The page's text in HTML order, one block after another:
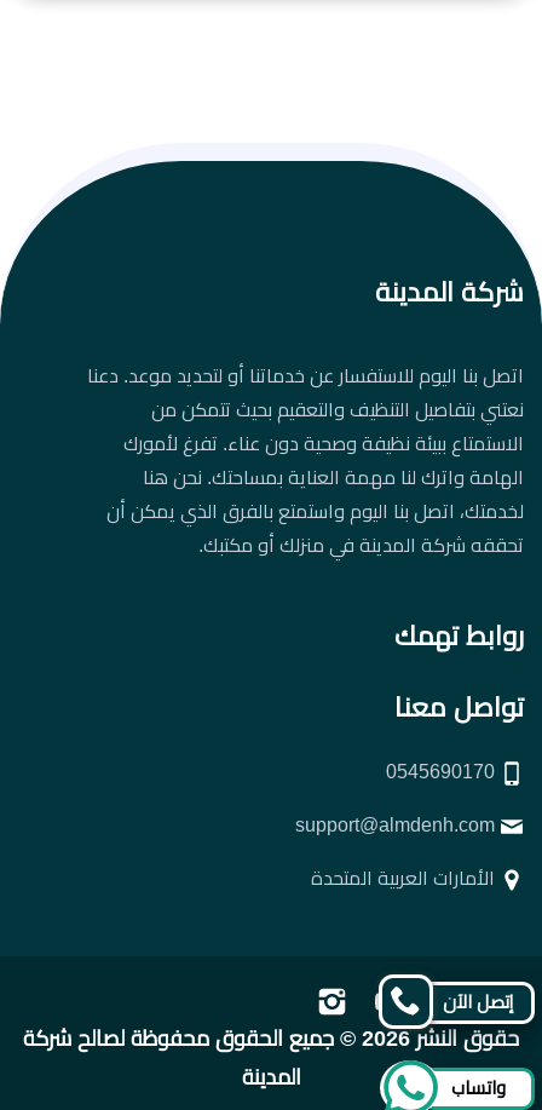
شركة المدينة
اتصل بنا اليوم للاستفسار عن خدماتنا أو لتحديد موعد. دعنا
نعتني بتفاصيل التنظيف والتعقيم بحيث تتمكن من
الاستمتاع ببيئة نظيفة وصحية دون عناء. تفرغ لأمورك
الهامة واترك لنا مهمة العناية بمساحتك. نحن هنا
لخدمتك، اتصل بنا اليوم واستمتع بالفرق الذي يمكن أن
تحققه شركة المدينة في منزلك أو مكتبك.
روابط تهمك
تواصل معنا
الأمارات العربية المتحدة
تابعنا
على
فيسبوك
تابعنا
على
تويتر
تابعنا
على
على
إنستجرام
حقوق النشر 2026 © جميع الحقوق محفوظة لصالح شركة
المدينة
إتصل الآن
واتساب